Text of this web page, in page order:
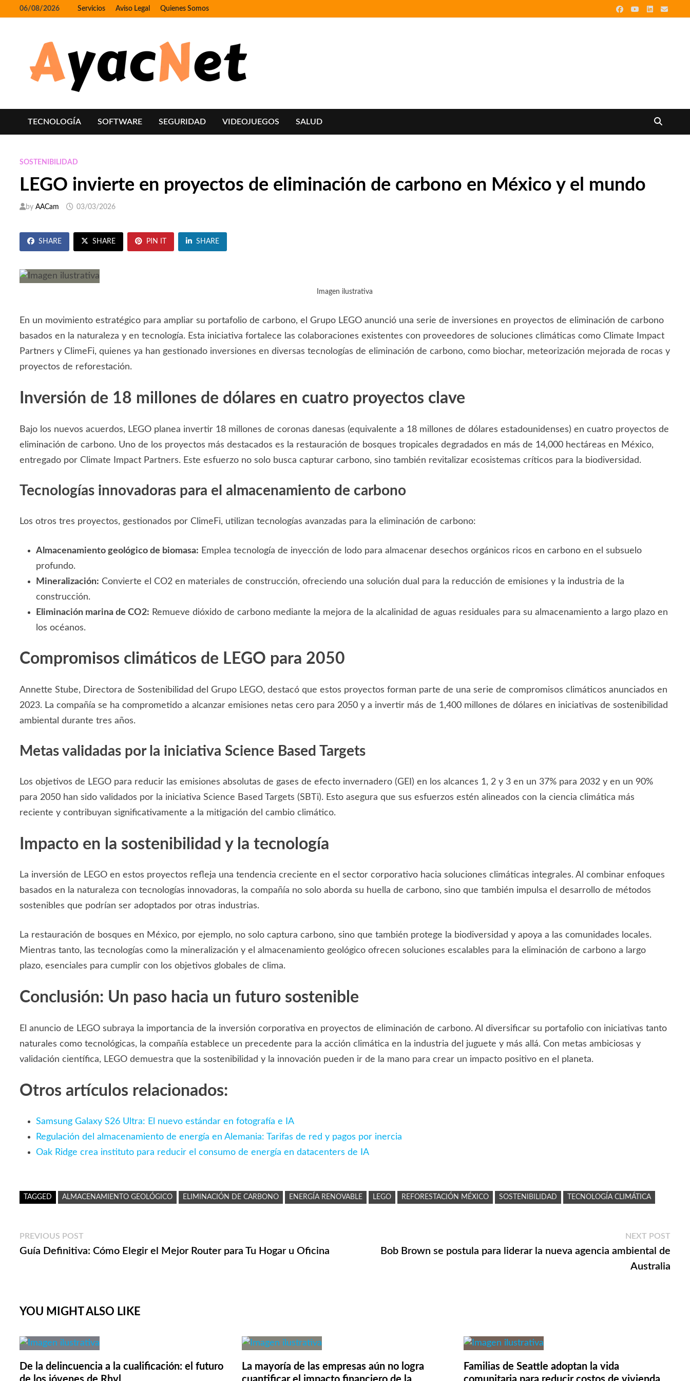
to
06/08/2026 Servicios Aviso Legal Quienes Somos
TECNOLOGÍA SOFTWARE SEGURIDAD VIDEOJUEGOS SALUD
SOSTENIBILIDAD
LEGO invierte en proyectos de eliminación de carbono en México y el mundo
byAACam 03/03/2026
SHARE SHARE PIN IT SHARE
Imagen ilustrativa
En un movimiento estratégico para ampliar su portafolio de carbono, el Grupo LEGO anunció una serie de inversiones en proyectos de eliminación de carbono
basados en la naturaleza y en tecnología. Esta iniciativa fortalece las colaboraciones existentes con proveedores de soluciones climáticas como Climate Impact
Partners y ClimeFi, quienes ya han gestionado inversiones en diversas tecnologías de eliminación de carbono, como biochar, meteorización mejorada de rocas y
proyectos de reforestación.
Inversión de 18 millones de dólares en cuatro proyectos clave
Bajo los nuevos acuerdos, LEGO planea invertir 18 millones de coronas danesas (equivalente a 18 millones de dólares estadounidenses) en cuatro proyectos de
eliminación de carbono. Uno de los proyectos más destacados es la restauración de bosques tropicales degradados en más de 14,000 hectáreas en México,
entregado por Climate Impact Partners. Este esfuerzo no solo busca capturar carbono, sino también revitalizar ecosistemas críticos para la biodiversidad.
Tecnologías innovadoras para el almacenamiento de carbono
Los otros tres proyectos, gestionados por ClimeFi, utilizan tecnologías avanzadas para la eliminación de carbono:
Almacenamiento geológico de biomasa: Emplea tecnología de inyección de lodo para almacenar desechos orgánicos ricos en carbono en el subsuelo
profundo.
Mineralización: Convierte el CO2 en materiales de construcción, ofreciendo una solución dual para la reducción de emisiones y la industria de la
construcción.
Eliminación marina de CO2: Remueve dióxido de carbono mediante la mejora de la alcalinidad de aguas residuales para su almacenamiento a largo plazo en
los océanos.
Compromisos climáticos de LEGO para 2050
Annette Stube, Directora de Sostenibilidad del Grupo LEGO, destacó que estos proyectos forman parte de una serie de compromisos climáticos anunciados en
2023. La compañía se ha comprometido a alcanzar emisiones netas cero para 2050 y a invertir más de 1,400 millones de dólares en iniciativas de sostenibilidad
ambiental durante tres años.
Metas validadas por la iniciativa Science Based Targets
Los objetivos de LEGO para reducir las emisiones absolutas de gases de efecto invernadero (GEI) en los alcances 1, 2 y 3 en un 37% para 2032 y en un 90%
para 2050 han sido validados por la iniciativa Science Based Targets (SBTi). Esto asegura que sus esfuerzos estén alineados con la ciencia climática más
reciente y contribuyan significativamente a la mitigación del cambio climático.
Impacto en la sostenibilidad y la tecnología
La inversión de LEGO en estos proyectos refleja una tendencia creciente en el sector corporativo hacia soluciones climáticas integrales. Al combinar enfoques
basados en la naturaleza con tecnologías innovadoras, la compañía no solo aborda su huella de carbono, sino que también impulsa el desarrollo de métodos
sostenibles que podrían ser adoptados por otras industrias.
La restauración de bosques en México, por ejemplo, no solo captura carbono, sino que también protege la biodiversidad y apoya a las comunidades locales.
Mientras tanto, las tecnologías como la mineralización y el almacenamiento geológico ofrecen soluciones escalables para la eliminación de carbono a largo
plazo, esenciales para cumplir con los objetivos globales de clima.
Conclusión: Un paso hacia un futuro sostenible
El anuncio de LEGO subraya la importancia de la inversión corporativa en proyectos de eliminación de carbono. Al diversificar su portafolio con iniciativas tanto
naturales como tecnológicas, la compañía establece un precedente para la acción climática en la industria del juguete y más allá. Con metas ambiciosas y
validación científica, LEGO demuestra que la sostenibilidad y la innovación pueden ir de la mano para crear un impacto positivo en el planeta.
Otros artículos relacionados:
Samsung Galaxy S26 Ultra: El nuevo estándar en fotografía e IA
Regulación del almacenamiento de energía en Alemania: Tarifas de red y pagos por inercia
Oak Ridge crea instituto para reducir el consumo de energía en datacenters de IA
TAGGED ALMACENAMIENTO GEOLÓGICO ELIMINACIÓN DE CARBONO ENERGÍA RENOVABLE LEGO REFORESTACIÓN MÉXICO SOSTENIBILIDAD TECNOLOGÍA CLIMÁTICA
Navegación
de
PREVIOUS POST
post:
Guía Definitiva: Cómo Elegir el Mejor Router para Tu Hogar u Oficina
NEXT POSTNext
post:
Bob Brown se postula para liderar la nueva agencia ambiental de
Australia
YOU MIGHT ALSO LIKE
De la delincuencia a la cualificación: el futuro
La mayoría de las empresas aún no logra
Familias de Seattle adoptan la vida